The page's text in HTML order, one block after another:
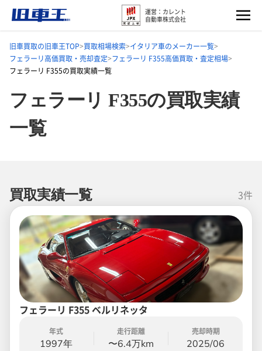
運営：カレント
自動車株式会社
旧車買取の旧車王TOP 買取相場検索 イタリア車のメーカー一覧
フェラーリ高価買取・売却査定 フェラーリ F355高価買取・査定相場
フェラーリ F355の買取実績一覧
フェラーリ F355の買取実績
一覧
買取実績一覧 3件
フェラーリ F355 ベルリネッタ
年式
1997年
走行距離
〜6.4万km
売却時期
2025/06